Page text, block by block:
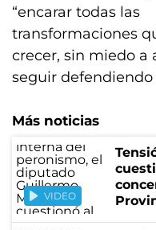
“encarar todas las
transformaciones
crecer, sin miedo a
seguir defendiendo
Más noticias
VIDEO